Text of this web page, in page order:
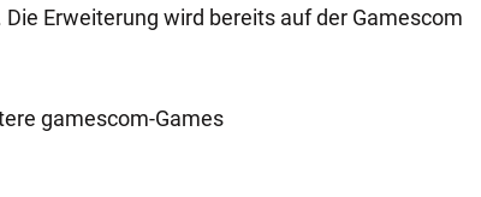
Erweiterung wird bereits auf der Gamescom
gamescom-Games